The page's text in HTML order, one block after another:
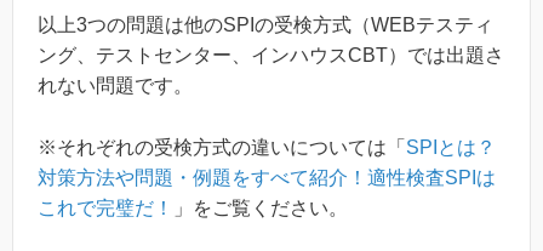
以上3つの問題は他のSPIの受検方式（WEBテスティ
ング、テストセンター、インハウスCBT）では出題さ
れない問題です。
※それぞれの受検方式の違いについては「 SPIとは？
対策方法や問題・例題をすべて紹介！適性検査SPIは
これで完璧だ！
」をご覧ください。